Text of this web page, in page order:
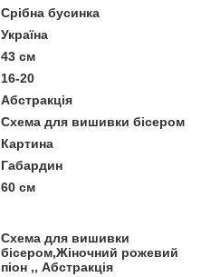
Срібна бусинка
Україна
43 см
16-20
Абстракція
Схема для вишивки бісером
Картина
Габардин
60 см
Схема для вишивки
бісером,Жіночний рожевий
піон ,, Абстракція